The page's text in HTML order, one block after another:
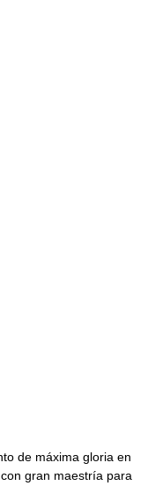
de máxima gloria en
gran maestría para